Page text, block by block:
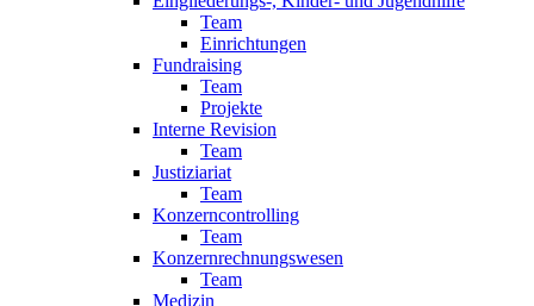
Team
Einrichtungen
Fundraising
Team
Projekte
Interne Revision
Team
Justiziariat
Team
Konzerncontrolling
Team
Konzernrechnungswesen
Team
Medizin